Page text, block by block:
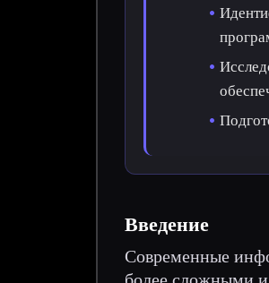
Введение
Современные